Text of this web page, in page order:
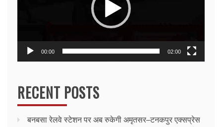
00:00 02:00
RECENT POSTS
बनबसा रेलवे स्टेशन पर अब रुकेगी अमृतसर–टनकपुर एक्सप्रेस